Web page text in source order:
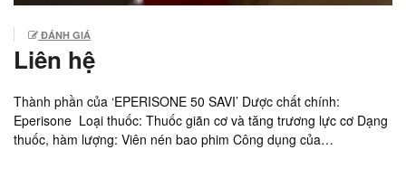
ĐÁNH GIÁ
Liên hệ
Thành phần của ‘EPERISONE 50 SAVI’ Dược chất chính:
Eperisone Loại thuốc: Thuốc giãn cơ và tăng trương lực cơ Dạng
thuốc, hàm lượng: Viên nén bao phim Công dụng của